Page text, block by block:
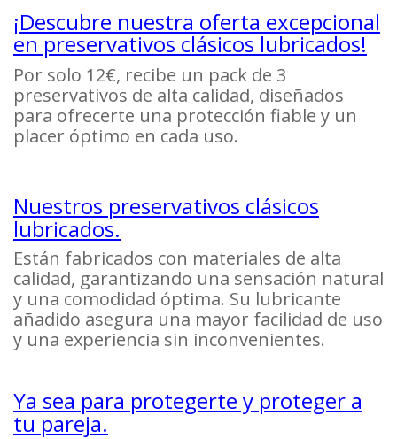
¡Descubre nuestra oferta excepcional
en preservativos clásicos lubricados!
Por solo 12€, recibe un pack de 3
preservativos de alta calidad, diseñados
para ofrecerte una protección fiable y un
placer óptimo en cada uso.
Nuestros preservativos clásicos
lubricados.
Están fabricados con materiales de alta
calidad, garantizando una sensación natural
y una comodidad óptima. Su lubricante
añadido asegura una mayor facilidad de uso
y una experiencia sin inconvenientes.
Ya sea para protegerte y proteger a
tu pareja.